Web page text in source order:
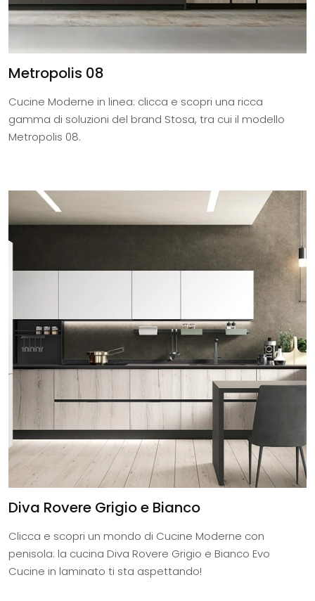
Metropolis 08
Cucine Moderne in linea: clicca e scopri una ricca
gamma di soluzioni del brand Stosa, tra cui il modello
Metropolis 08.
Diva Rovere Grigio e Bianco
Clicca e scopri un mondo di Cucine Moderne con
penisola: la cucina Diva Rovere Grigio e Bianco Evo
Cucine in laminato ti sta aspettando!